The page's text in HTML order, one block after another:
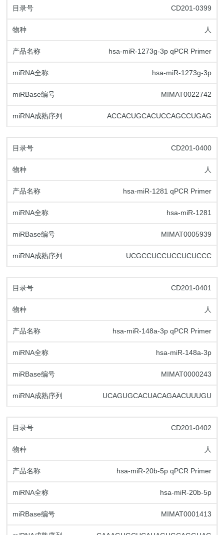
CD201-0399
人
hsa-miR-1273g-3p qPCR Primer
hsa-miR-1273g-3p
MIMAT0022742
ACCACUGCACUCCAGCCUGAG
CD201-0400
人
hsa-miR-1281 qPCR Primer
hsa-miR-1281
MIMAT0005939
UCGCCUCCUCCUCUCCC
CD201-0401
人
hsa-miR-148a-3p qPCR Primer
hsa-miR-148a-3p
MIMAT0000243
UCAGUGCACUACAGAACUUUGU
CD201-0402
人
hsa-miR-20b-5p qPCR Primer
hsa-miR-20b-5p
MIMAT0001413